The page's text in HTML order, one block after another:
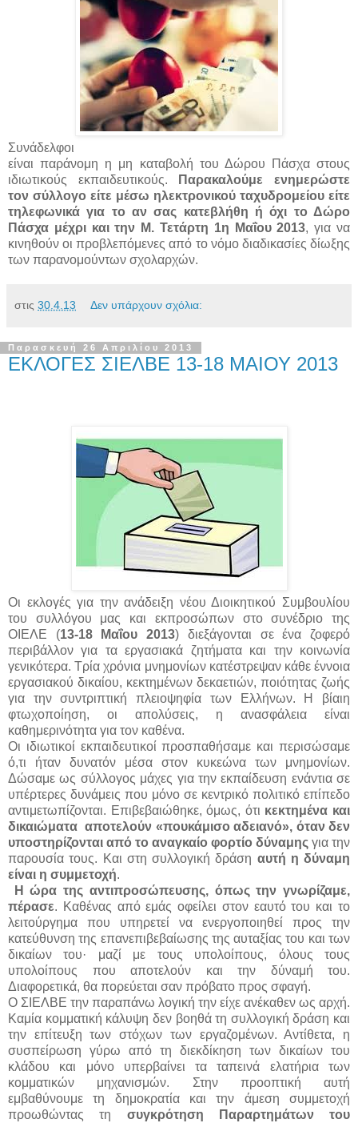
Συνάδελφοι
είναι παράνομη η μη καταβολή του Δώρου Πάσχα στους
ιδιωτικούς εκπαιδευτικούς.
Παρακαλούμε ενημερώστε
τον σύλλογο είτε μέσω ηλεκτρονικού ταχυδρομείου είτε
τηλεφωνικά για το αν σας κατεβλήθη ή όχι το Δώρο
Πάσχα μέχρι και την Μ. Τετάρτη 1η Μαΐου 2013, για να
κινηθούν οι προβλεπόμενες από το νόμο διαδικασίες δίωξης
των παρανομούντων σχολαρχών.
στις 30.4.13 Δεν υπάρχουν σχόλια:
Παρασκευή 26 Απριλίου 2013
ΕΚΛΟΓΕΣ ΣΙΕΛΒΕ 13-18 ΜΑΙΟΥ 2013
Οι εκλογές για την ανάδειξη νέου Διοικητικού Συμβουλίου
του συλλόγου μας και εκπροσώπων στο συνέδριο της
ΟΙΕΛΕ (13-18 Μαΐου 2013) διεξάγονται σε ένα ζοφερό
περιβάλλον για τα εργασιακά ζητήματα και την κοινωνία
γενικότερα. Τρία χρόνια μνημονίων κατέστρεψαν κάθε έννοια
εργασιακού δικαίου, κεκτημένων δεκαετιών, ποιότητας ζωής
για την συντριπτική πλειοψηφία των Ελλήνων. Η βίαιη
φτωχοποίηση, οι απολύσεις, η ανασφάλεια είναι
καθημερινότητα για τον καθένα.
Οι ιδιωτικοί εκπαιδευτικοί προσπαθήσαμε και περισώσαμε
ό,τι ήταν δυνατόν μέσα στον κυκεώνα των μνημονίων.
Δώσαμε ως σύλλογος μάχες για την εκπαίδευση ενάντια σε
υπέρτερες δυνάμεις που μόνο σε κεντρικό πολιτικό επίπεδο
αντιμετωπίζονται. Επιβεβαιώθηκε, όμως, ότι κεκτημένα και
δικαιώματα αποτελούν «πουκάμισο αδειανό», όταν δεν
υποστηρίζονται από το αναγκαίο φορτίο δύναμης για την
παρουσία τους. Και στη συλλογική δράση αυτή η δύναμη
είναι η συμμετοχή.
Η ώρα της αντιπροσώπευσης, όπως την γνωρίζαμε,
πέρασε. Καθένας από εμάς οφείλει στον εαυτό του και το
λειτούργημα που υπηρετεί να ενεργοποιηθεί προς την
κατεύθυνση της επανεπιβεβαίωσης της αυταξίας του και των
δικαίων του· μαζί με τους υπολοίπους, όλους τους
υπολοίπους που αποτελούν και την δύναμή του.
Διαφορετικά, θα πορεύεται σαν πρόβατο προς σφαγή.
Ο ΣΙΕΛΒΕ την παραπάνω λογική την είχε ανέκαθεν ως αρχή.
Καμία κομματική κάλυψη δεν βοηθά τη συλλογική δράση και
την επίτευξη των στόχων των εργαζομένων. Αντίθετα, η
συσπείρωση γύρω από τη διεκδίκηση των δικαίων του
κλάδου και μόνο υπερβαίνει τα ταπεινά ελατήρια των
κομματικών μηχανισμών. Στην προοπτική αυτή
εμβαθύνουμε τη δημοκρατία και την άμεση συμμετοχή
προωθώντας τη συγκρότηση Παραρτημάτων του